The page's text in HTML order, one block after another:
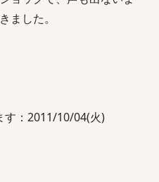
ました。
す：2011/10/04(火)